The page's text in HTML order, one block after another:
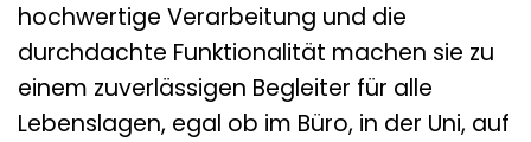
hochwertige Verarbeitung und die
durchdachte Funktionalität machen sie zu
einem zuverlässigen Begleiter für alle
Lebenslagen, egal ob im Büro, in der Uni, auf